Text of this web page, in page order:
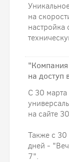
на
настройка
"Компания
на доступ
С 30 марта
на сайте
Также с
дней -
7".